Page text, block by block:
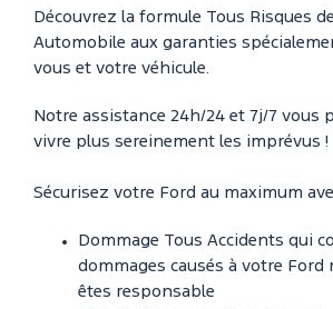
Découvrez la formule Tous Risques
Automobile aux garanties
vous et votre véhicule.
Notre assistance 24h/24 et 7j/7 vous
vivre plus sereinement les imprévus !
Sécurisez votre Ford au maximum
Dommage Tous Accidents qui
dommages causés à votre Ford
êtes responsable